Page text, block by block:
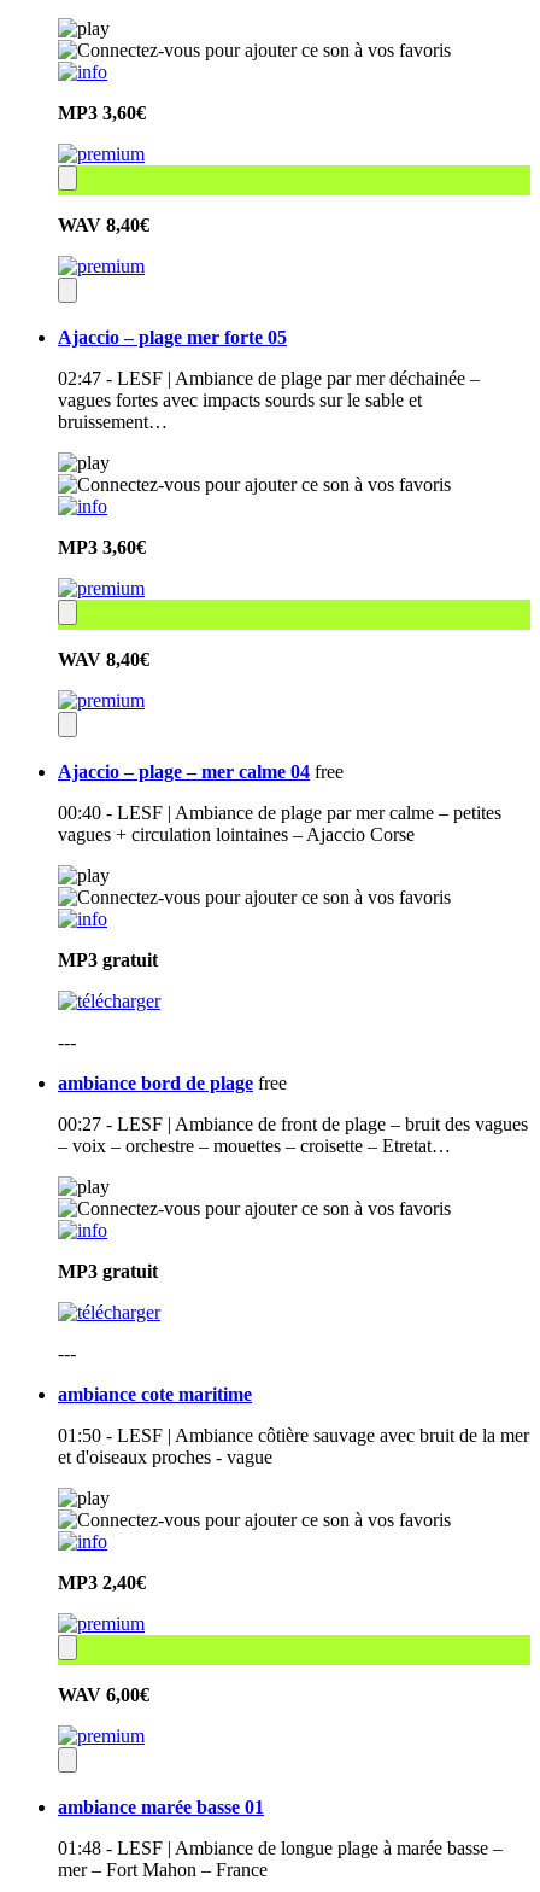
MP3 3,60€
WAV 8,40€
Ajaccio – plage mer forte 05
02:47 - LESF | Ambiance de plage par mer déchainée –
vagues fortes avec impacts sourds sur le sable et
bruissement…
MP3 3,60€
WAV 8,40€
Ajaccio – plage – mer calme 04 free
00:40 - LESF | Ambiance de plage par mer calme – petites
vagues + circulation lointaines – Ajaccio Corse
MP3 gratuit
---
ambiance bord de plage free
00:27 - LESF | Ambiance de front de plage – bruit des vagues
– voix – orchestre – mouettes – croisette – Etretat…
MP3 gratuit
---
ambiance cote maritime
01:50 - LESF | Ambiance côtière sauvage avec bruit de la mer
et d'oiseaux proches - vague
MP3 2,40€
WAV 6,00€
ambiance marée basse 01
01:48 - LESF | Ambiance de longue plage à marée basse –
mer – Fort Mahon – France